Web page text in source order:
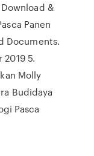
&
Panen
Documents.
2019 5.
Molly
Budidaya
Pasca